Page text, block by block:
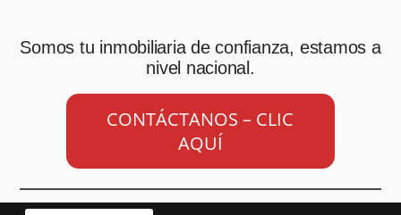
Somos tu inmobiliaria de confianza, estamos a
nivel nacional.
CONTÁCTANOS – CLIC
AQUÍ